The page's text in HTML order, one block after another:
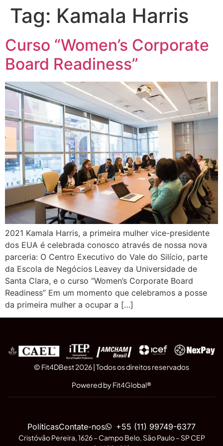
Tag: Kamala Harris
Curso “Women’s Corporate
Board Readiness”
2021 Kamala Harris, a primeira mulher vice-presidente
dos EUA é celebrada conosco através de nossa nova
parceria: O Centro Executivo do Vale do Silício, parte
da Escola de Negócios Leavey da Universidade de
Santa Clara, e o curso “Women’s Corporate Board
Readiness” Em um momento que celebramos a posse
da primeira mulher a ocupar a […]
© Fit4DBest 2026 | Todos os direitos reservados
Powered by Fit4Global®
PolíticasContate-nos +55 (11) 99749-6377
Cristóvão Pereira, 1626 – Campo Belo, São Paulo – SP CEP